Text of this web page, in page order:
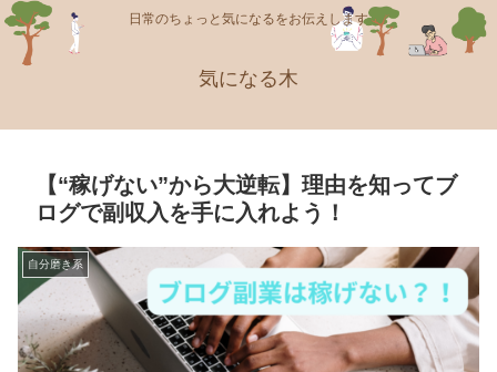
日常のちょっと気になるをお伝えします
気になる木
【“稼げない”から大逆転】理由を知ってブ
ログで副収入を手に入れよう！
自分磨き系